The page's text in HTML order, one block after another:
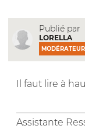
Publié par
LORELLA
MODÉRATEUR
Il faut lire à
Assistante